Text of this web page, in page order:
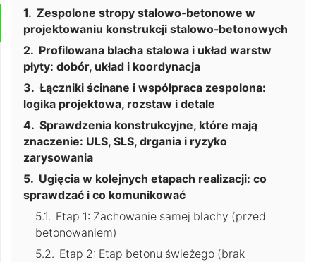
Zespolone stropy stalowo-betonowe w
projektowaniu konstrukcji stalowo-betonowych
Profilowana blacha stalowa i układ warstw
płyty: dobór, układ i koordynacja
Łączniki ścinane i współpraca zespolona:
logika projektowa, rozstaw i detale
Sprawdzenia konstrukcyjne, które mają
znaczenie: ULS, SLS, drgania i ryzyko
zarysowania
Ugięcia w kolejnych etapach realizacji: co
sprawdzać i co komunikować
Etap 1: Zachowanie samej blachy (przed
betonowaniem)
Etap 2: Etap betonu świeżego (brak